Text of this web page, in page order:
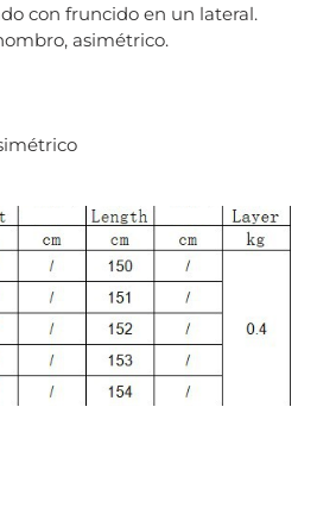
con fruncido en un lateral.
asimétrico.